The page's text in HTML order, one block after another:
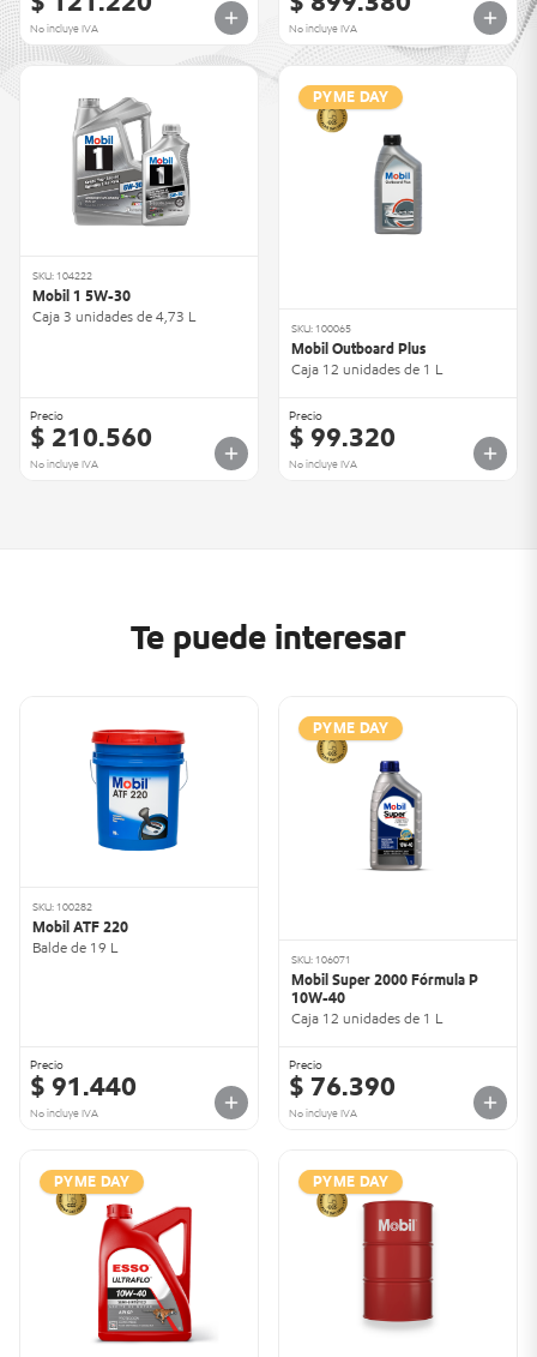
No incluye IVA No incluye IVA
SKU: 104222
Mobil 1 5W-30
Caja 3 unidades de 4,73 L
Precio
$ 210.560
No incluye IVA
PYME DAY
SKU: 100065
Mobil Outboard Plus
Caja 12 unidades de 1 L
Precio
$ 99.320
No incluye IVA
Te puede interesar
SKU: 100282
Mobil ATF 220
Balde de 19 L
Precio
$ 91.440
No incluye IVA
PYME DAY
SKU: 106071
Mobil Super 2000 Fórmula P
10W-40
Caja 12 unidades de 1 L
Precio
$ 76.390
No incluye IVA
PYME DAY PYME DAY